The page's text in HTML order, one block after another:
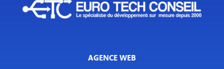
AGENCE WEB